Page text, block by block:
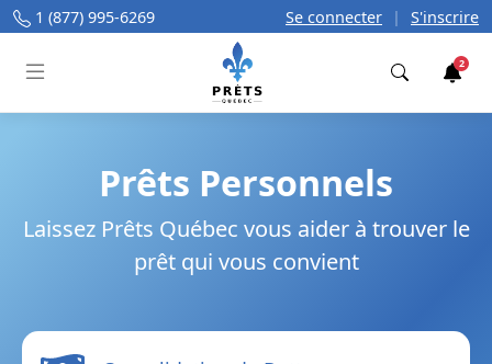
1 (877) 995-6269 Se connecter | S'inscrire
2
Prêts Personnels
Laissez Prêts Québec vous aider à trouver le
prêt qui vous convient